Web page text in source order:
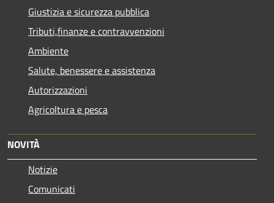
Giustizia e sicurezza pubblica
Tributi,finanze e contravvenzioni
Ambiente
Salute, benessere e assistenza
Autorizzazioni
Agricoltura e pesca
NOVITÀ
Notizie
Comunicati